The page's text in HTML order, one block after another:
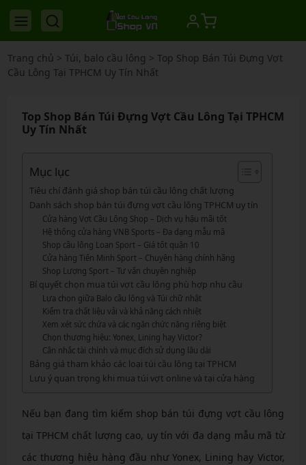
Trang chủ > Túi, balo cầu lông > Top Shop Bán Túi Đựng Vợt
Cầu Lông Tại TPHCM Uy Tín Nhất
Top Shop Bán Túi Đựng Vợt Cầu Lông Tại TPHCM
Uy Tín Nhất
Mục lục
Tiêu chí đánh giá shop bán túi cầu lông chất lượng
Danh sách shop bán túi đựng vợt cầu lông TPHCM uy tín
Cửa hàng Vợt Cầu Lông Shop – Dịch vụ hậu mãi tốt
Hệ thống cửa hàng VNB Sports – Đa dạng mẫu mã
Shop cầu lông Loan Sport – Giá tốt quận 10
Cửa hàng Tiến Minh Sport – Chuyên hàng chính hãng
Shop Lượng Sport – Tư vấn chuyên nghiệp
Bí quyết chọn mua túi vợt cầu lông phù hợp nhu cầu
Lựa chọn giữa Balo cầu lông và Túi chữ nhật
Kiểm tra chất liệu vải và khả năng cách nhiệt
Xem xét sức chứa và các ngăn chức năng riêng biệt
Chọn thương hiệu: Yonex, Lining hay Victor?
Cân nhắc tài chính và mục đích sử dụng lâu dài
Bảng giá tham khảo các loại túi cầu lông tại TPHCM
Lưu ý quan trọng khi mua túi vợt online và tại cửa hàng
Nếu bạn đang tìm kiếm shop bán túi đựng vợt cầu lông
tại TPHCM chất lượng cao, uy tín với đa dạng mẫu mã từ
các thương hiệu hàng đầu như Yonex, Lining hay Victor,